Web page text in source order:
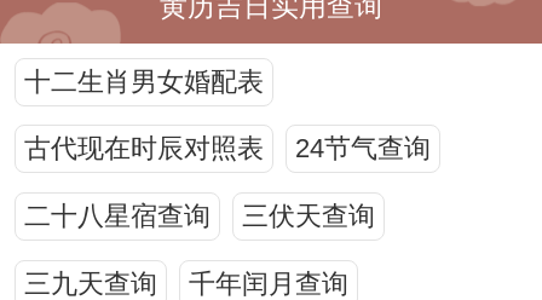
黄历吉日实用查询
十二生肖男女婚配表
古代现在时辰对照表 24节气查询
二十八星宿查询 三伏天查询
三九天查询 千年闰月查询